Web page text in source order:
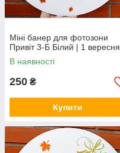
Міні банер для фотозони
Привіт 3-Б Білий | 1 вересня
В наявності
250 ₴
Купити